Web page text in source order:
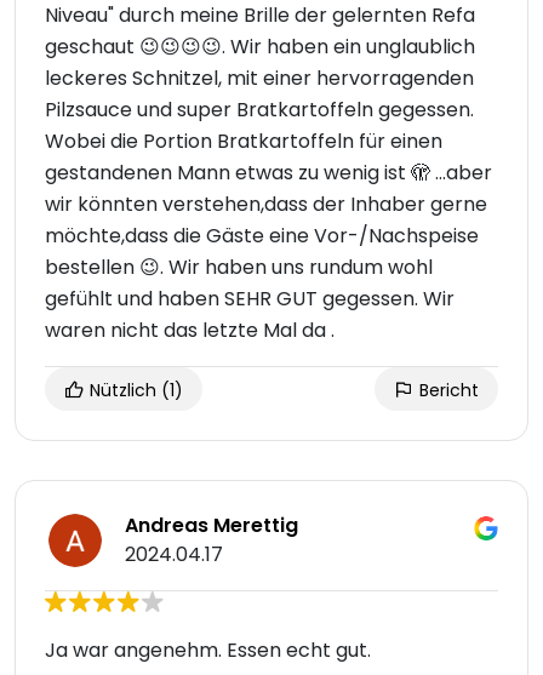
Niveau" durch meine Brille der gelernten Refa
geschaut 😉😉😉😉. Wir haben ein unglaublich
leckeres Schnitzel, mit einer hervorragenden
Pilzsauce und super Bratkartoffeln gegessen.
Wobei die Portion Bratkartoffeln für einen
gestandenen Mann etwas zu wenig ist 🫣 ...aber
wir könnten verstehen,dass der Inhaber gerne
möchte,dass die Gäste eine Vor-/Nachspeise
bestellen 😉. Wir haben uns rundum wohl
gefühlt und haben SEHR GUT gegessen. Wir
waren nicht das letzte Mal da .
Nützlich (1) Bericht
Andreas Merettig
2024.04.17
Ja war angenehm. Essen echt gut.